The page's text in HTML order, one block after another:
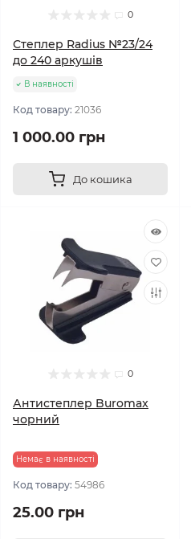
0
Степлер Radius №23/24
до 240 аркушів
В наявності
Код товару: 21036
1 000.00 грн
До кошика
0
Антистеплер Buromax
чорний
Немає в наявності
Код товару: 54986
25.00 грн